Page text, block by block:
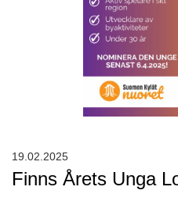
Finns Årets Unga
19.02.2025